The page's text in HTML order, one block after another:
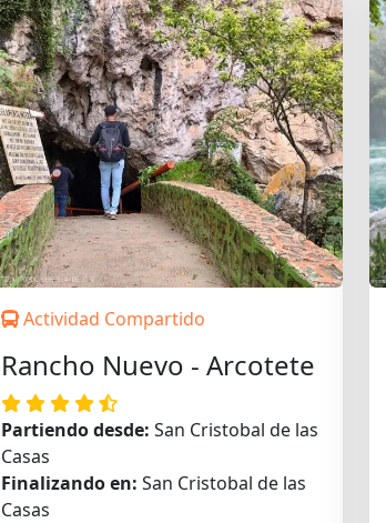
Actividad Compartido
Rancho Nuevo - Arcotete
Partiendo desde: San Cristobal de las
Casas
Finalizando en: San Cristobal de las
Casas